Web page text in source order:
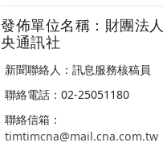
發佈單位名稱：財團法
央通訊社
新聞聯絡人：訊息服務核稿員
聯絡電話：02-25051180
聯絡信箱：
timtimcna@mail.cna.com.tw